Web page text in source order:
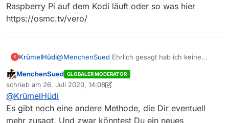
Raspberry Pi auf dem Kodi läuft oder so was hier
https://osmc.tv/vero/
K KrümelHüdi@MenchenSued Ehrlich gesagt hab ich keine
machen muss…
Offline
MenchenSued GLOBALER MODERATOR
schrieb am 26. Juli 2020, 14:08
zuletzt editiert von MenchenSued
@KrümelHüdi
Es gibt noch eine andere Methode, die Dir eventuell
mehr zusagt. Und zwar könntest Du ein neues